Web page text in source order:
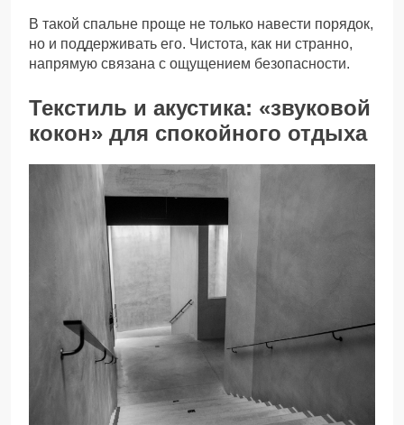
В такой спальне проще не только навести порядок,
но и поддерживать его. Чистота, как ни странно,
напрямую связана с ощущением безопасности.
Текстиль и акустика: «звуковой
кокон» для спокойного отдыха